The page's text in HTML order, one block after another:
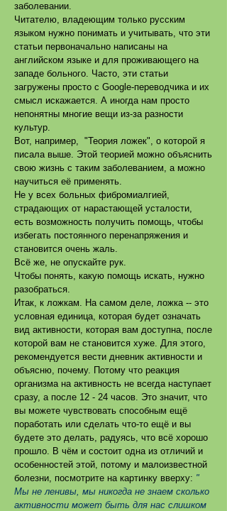
заболевании.
Читателю, владеющим только русским
языком нужно понимать и учитывать, что эти
статьи первоначально написаны на
английском языке и для проживающего на
западе больного. Часто, эти статьи
загружены просто с Google-переводчика и их
смысл искажается. А иногда нам просто
непонятны многие вещи из-за разности
культур.
Вот, например, "Теория ложек", о которой я
писала выше. Этой теорией можно объяснить
свою жизнь с таким заболеванием, а можно
научиться её применять.
Не у всех больных фибромиалгией,
страдающих от нарастающей усталости,
есть возможность получить помощь, чтобы
избегать постоянного перенапряжения и
становится очень жаль.
Всё же, не опускайте рук.
Чтобы понять, какую помощь искать, нужно
разобраться.
Итак, к ложкам. На самом деле, ложка -- это
условная единица, которая будет означать
вид активности, которая вам доступна, после
которой вам не становится хуже. Для этого,
рекомендуется вести дневник активности и
объясню, почему. Потому что реакция
организма на активность не всегда наступает
сразу, а после 12 - 24 часов. Это значит, что
вы можете чувствовать способным ещё
поработать или сделать что-то ещё и вы
будете это делать, радуясь, что всё хорошо
прошло. В чём и состоит одна из отличий и
особенностей этой, потому и малоизвестной
болезни, посмотрите на картинку вверху: "
Мы не ленивы, мы никогда не знаем сколько
активности может быть для нас слишком